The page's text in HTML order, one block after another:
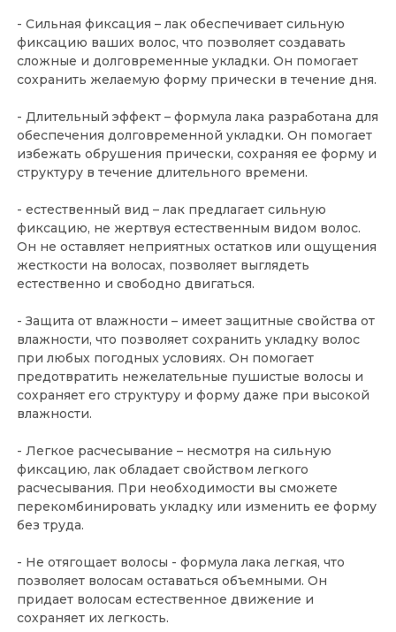
- Сильная фиксация – лак обеспечивает сильную
фиксацию ваших волос, что позволяет создавать
сложные и долговременные укладки. Он помогает
сохранить желаемую форму прически в течение дня.
- Длительный эффект – формула лака разработана для
обеспечения долговременной укладки. Он помогает
избежать обрушения прически, сохраняя ее форму и
структуру в течение длительного времени.
- естественный вид – лак предлагает сильную
фиксацию, не жертвуя естественным видом волос.
Он не оставляет неприятных остатков или ощущения
жесткости на волосах, позволяет выглядеть
естественно и свободно двигаться.
- Защита от влажности – имеет защитные свойства от
влажности, что позволяет сохранить укладку волос
при любых погодных условиях. Он помогает
предотвратить нежелательные пушистые волосы и
сохраняет его структуру и форму даже при высокой
влажности.
- Легкое расчесывание – несмотря на сильную
фиксацию, лак обладает свойством легкого
расчесывания. При необходимости вы сможете
перекомбинировать укладку или изменить ее форму
без труда.
- Не отягощает волосы - формула лака легкая, что
позволяет волосам оставаться объемными. Он
придает волосам естественное движение и
сохраняет их легкость.